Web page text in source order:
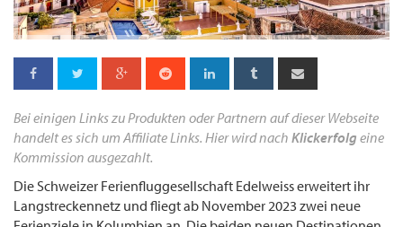
Bei einigen Links zu Produkten oder Partnern auf dieser Webseite
handelt es sich um Affiliate Links. Hier wird nach Klickerfolg eine
Kommission ausgezahlt.
Die Schweizer Ferienfluggesellschaft Edelweiss erweitert ihr
Langstreckennetz und fliegt ab November 2023 zwei neue